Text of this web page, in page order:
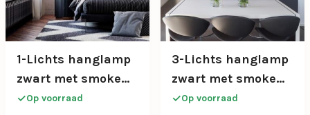
1-Lichts hanglamp
zwart met smoke
glazen cilinder
Op voorraad
3-Lichts hanglamp
zwart met smoke
glazen kappen
Op voorraad